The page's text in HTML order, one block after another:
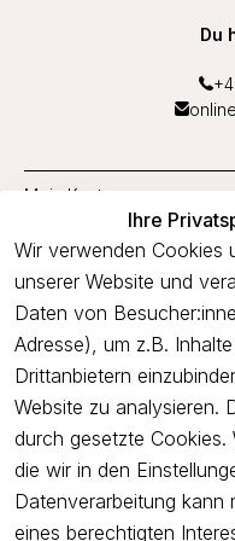
Ihre
Wir verwenden Cookies
unserer Website und
Daten von
Adresse), um z.B.
Drittanbietern
Website zu analysieren.
durch gesetzte Cookies.
die wir in den
Datenverarbeitung kann
eines berechtigten
Du
Mein Konto
Service
Unternehmen
Freue dich über 5€